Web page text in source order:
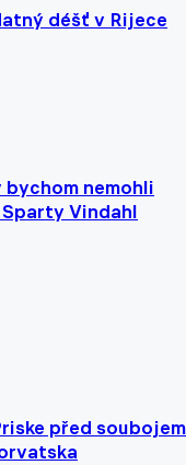
déšť v Rijece
nemohli
Vindahl
před soubojem